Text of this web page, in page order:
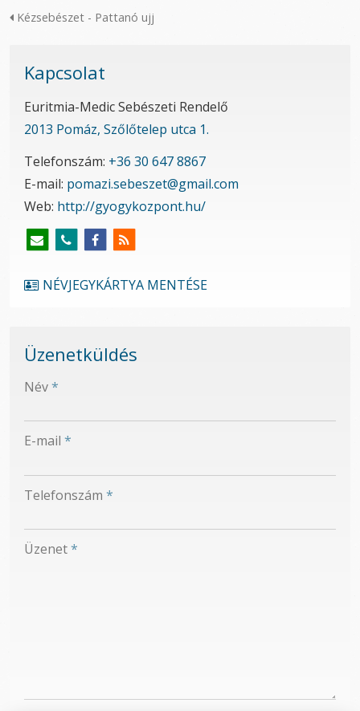
Kézsebészet - Pattanó ujj
Kapcsolat
Euritmia-Medic Sebészeti Rendelő
2013 Pomáz, Szőlőtelep utca 1.
Telefonszám: +36 30 647 8867
E-mail: pomazi.sebeszet@gmail.com
Web: http://gyogykozpont.hu/
NÉVJEGYKÁRTYA MENTÉSE
Üzenetküldés
-
-
Név*
E-mail *
Telefonszám *
Üzenet*